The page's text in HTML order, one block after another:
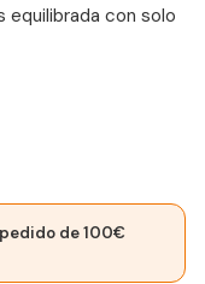
equilibrada con solo
de 100€